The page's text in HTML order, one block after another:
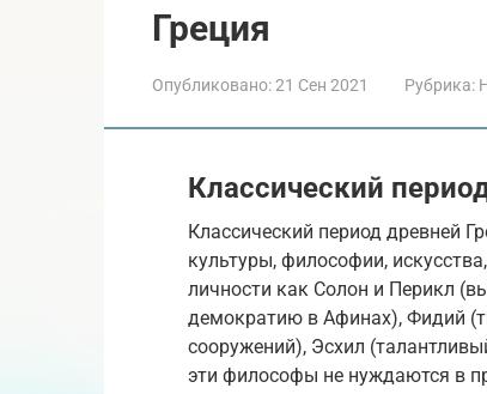
Греция
Опубликовано:21 Сен 2021 Рубрика:
Классический
Классический период древней
культуры, философии,
личности как Солон и Перикл
демократию в Афинах), Фидий
сооружений), Эсхил
эти философы не нуждаются в